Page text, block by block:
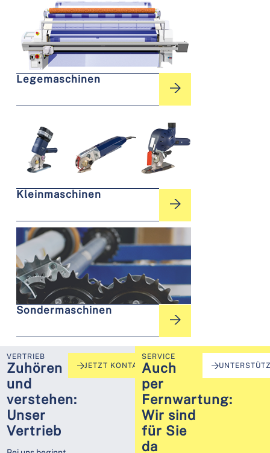
Legemaschinen
Kleinmaschinen
Sondermaschinen
VERTRIEB
Zuhören
und
verstehen:
Unser
Vertrieb
JETZT KONTAKT AUFNEHMEN
SERVICE
Auch
per
Fernwartung:
Wir sind
für Sie
da